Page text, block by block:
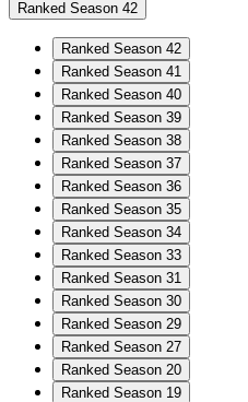
Ranked Season 42
Ranked Season 42
Ranked Season 41
Ranked Season 40
Ranked Season 39
Ranked Season 38
Ranked Season 37
Ranked Season 36
Ranked Season 35
Ranked Season 34
Ranked Season 33
Ranked Season 31
Ranked Season 30
Ranked Season 29
Ranked Season 27
Ranked Season 20
Ranked Season 19